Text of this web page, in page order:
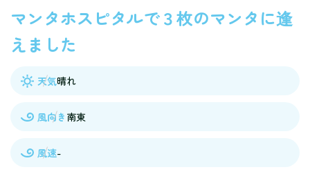
マンタホスピタルで３枚のマンタに逢
えました
天気晴れ
風向き 南東
風速-